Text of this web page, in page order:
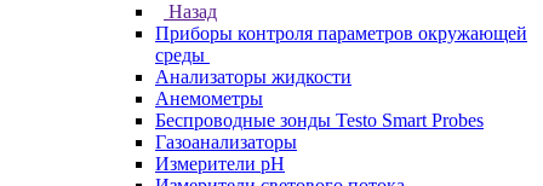
Назад
Приборы контроля параметров окружающей
среды
Анализаторы жидкости
Анемометры
Беспроводные зонды Testo Smart Probes
Газоанализаторы
Измерители pH